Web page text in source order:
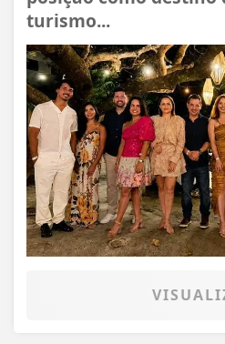
turismo...